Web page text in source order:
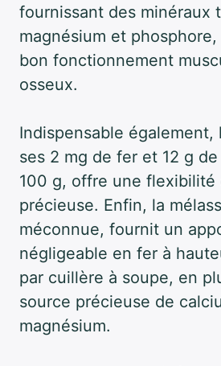
fournissant des minéraux
magnésium et
bon fonctionnement
osseux.
Indispensable également,
ses 2 mg de fer et 12 g
100 g, offre une flexibilité
précieuse. Enfin, la
méconnue, fournit un
négligeable en fer à
par cuillère à soupe, en
source précieuse de
magnésium.